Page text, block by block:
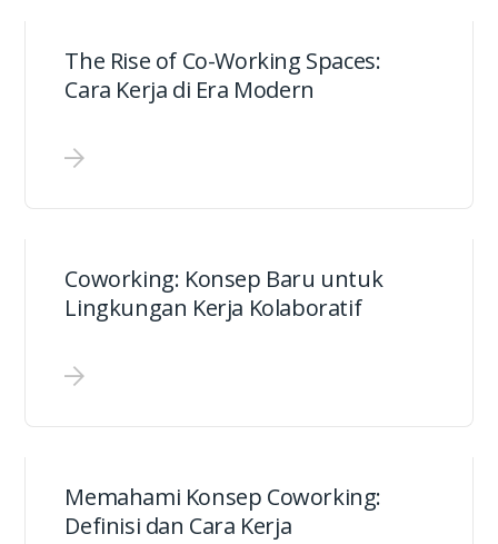
The Rise of Co-Working Spaces:
Cara Kerja di Era Modern
Coworking: Konsep Baru untuk
Lingkungan Kerja Kolaboratif
Memahami Konsep Coworking:
Definisi dan Cara Kerja